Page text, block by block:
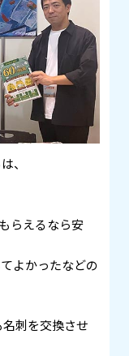
、
らえるなら安
よかったなどの
刺を交換させ